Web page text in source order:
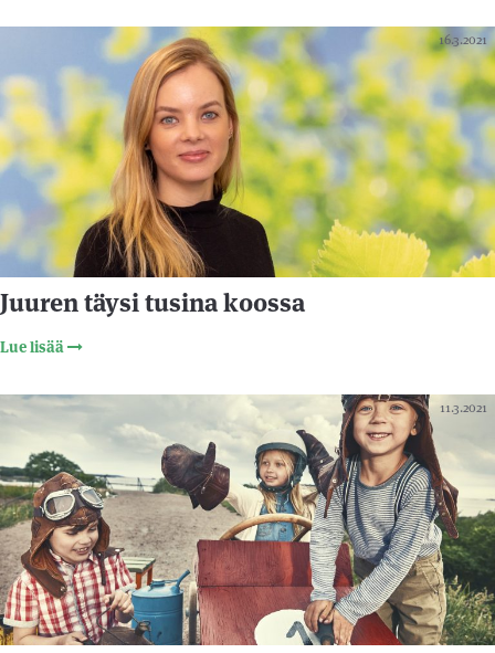
16.3.2021
Juuren täysi tusina koossa
Lue lisää
11.3.2021